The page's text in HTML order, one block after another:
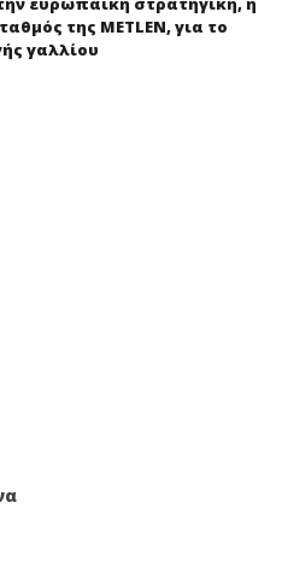
της METLEN, για το
γαλλίου